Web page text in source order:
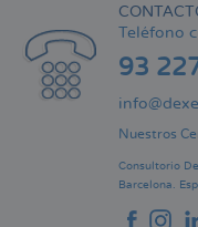
Teléfono
93
Nuestros
Consultorio
Barcelona.